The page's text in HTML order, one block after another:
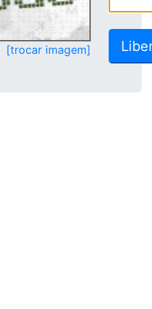
[trocar imagem]